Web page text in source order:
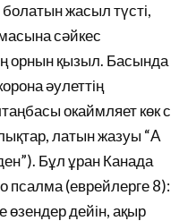
жасыл түсті,
сәйкес
орнын қызыл. Басында
әулеттің
окаймляет көк с
латын жазуы “A
Бұл ұран Канада
псалма (еврейлерге 8):
өзендер дейін, ақыр